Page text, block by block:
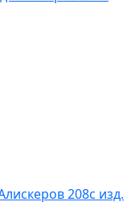
208с изд.